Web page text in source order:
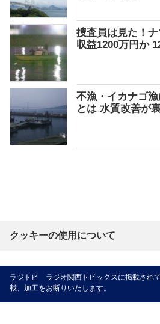
捜査員は見た！
収益1200万円か
不漁・イカナゴ漁
とは 水質改善が
クッキーの使用について
ラジトピ ラジオ関西トピックスに掲載され
載、加工をお断りいたします。